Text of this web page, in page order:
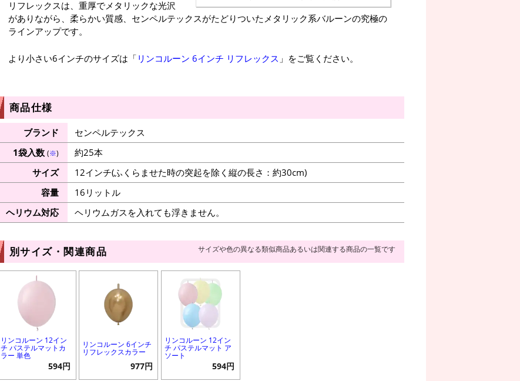
リフレックスは、重厚でメタリックな光沢
がありながら、柔らかい質感、センペルテックスがたどりついたメタリック系バルーンの究極の
ラインアップです。
より小さい6インチのサイズは「 リンコルーン 6インチ リフレックス 」をご覧ください。
商品仕様
ブランド
センペルテックス
1袋入数 (※)
約25本
サイズ
12インチ(ふくらませた時の突起を除く縦の長さ：約30cm)
容量
16リットル
ヘリウム対応
ヘリウムガスを入れても浮きません。
別サイズ・関連商品 サイズや色の異なる類似商品あるいは関連する商品の一覧です
リンコルーン 12イン
チ パステルマットカ
ラー 単色
594円
リンコルーン 6インチ
リフレックスカラー
977円
リンコルーン 12イン
チ パステルマット ア
ソート
594円